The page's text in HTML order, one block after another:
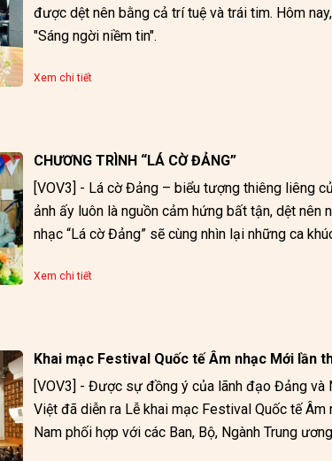
được dệt nên bằng cả trí tuệ và trái tim. Hôm
"Sáng ngời niềm tin".
Xem chi tiết
CHƯƠNG TRÌNH “LÁ CỜ ĐẢNG”
[VOV3] - Lá cờ Đảng – biểu tượng thiêng liêng
ảnh ấy luôn là nguồn cảm hứng bất tận, dệt nên
nhạc “Lá cờ Đảng” sẽ cùng nhìn lại những ca
Xem chi tiết
Khai mạc Festival Quốc tế Âm nhạc Mới lần
[VOV3] - Được sự đồng ý của lãnh đạo Đảng
Việt đã diễn ra Lễ khai mạc Festival Quốc tế